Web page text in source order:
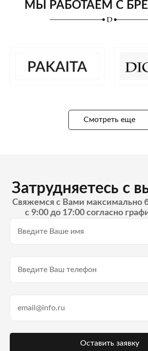
МЫ РАБОТАЕМ С
Смотреть еще
Затрудняетесь с
Свяжемся с Вами максимально
с 9:00 до 17:00 согласно
Оставить заявку